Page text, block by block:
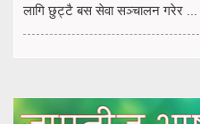
लागि छुट्टै बस सेवा सञ्चालन गरेर ...